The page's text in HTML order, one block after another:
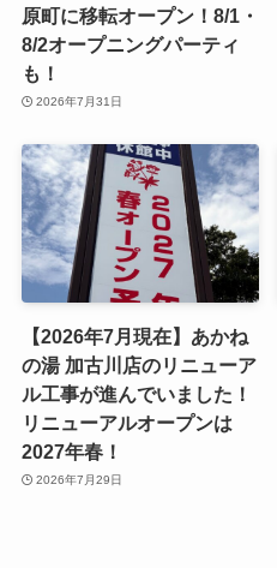
原町に移転オープン！8/1・
8/2オープニングパーティ
も！
2026年7月31日
【2026年7月現在】あかね
の湯 加古川店のリニューア
ル工事が進んでいました！
リニューアルオープンは
2027年春！
2026年7月29日